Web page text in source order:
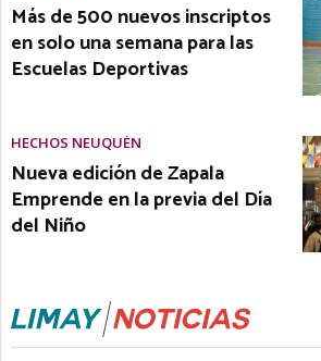
Más de 500 nuevos inscriptos
en solo una semana para las
Escuelas Deportivas
HECHOS NEUQUÉN
Nueva edición de Zapala
Emprende en la previa del Día
del Niño